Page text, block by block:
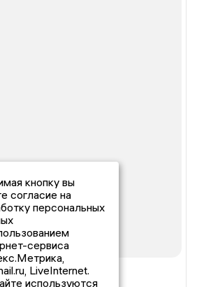
кнопку вы
согласие на
персональных
сервиса
LiveInternet.
используются